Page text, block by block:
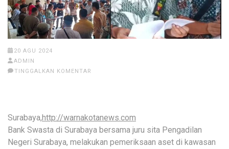
20 AGU 2024
ADMIN
TINGGALKAN KOMENTAR
Surabaya,http://warnakotanews.com
Bank Swasta di Surabaya bersama juru sita Pengadilan
Negeri Surabaya, melakukan pemeriksaan aset di kawasan